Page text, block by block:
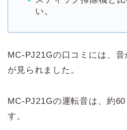
い。
MC-PJ21Gの口コミには、音
が見られました。
MC-PJ21Gの運転音は、約
す。